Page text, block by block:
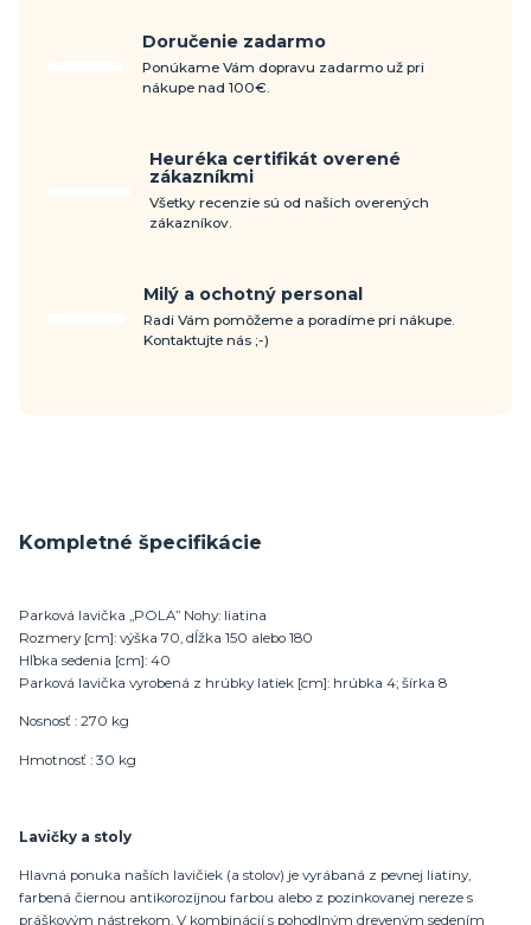
Doručenie zadarmo
Ponúkame Vám dopravu zadarmo už pri
nákupe nad 100€.
Heuréka certifikát overené
zákazníkmi
Všetky recenzie sú od našich overených
zákazníkov.
Milý a ochotný personal
Radi Vám pomôžeme a poradíme pri nákupe.
Kontaktujte nás ;-)
Kompletné špecifikácie
Parková lavička „POLA” Nohy: liatina
Rozmery [cm]: výška 70, dĺžka 150 alebo 180
Hľbka sedenia [cm]: 40
Parková lavička vyrobená z hrúbky latiek [cm]: hrúbka 4; šírka 8
Nosnosť : 270 kg
Hmotnosť : 30 kg
Lavičky a stoly
Hlavná ponuka naších lavičiek (a stolov) je vyrábaná z pevnej liatiny,
farbená čiernou antikorozíjnou farbou alebo z pozinkovanej nereze s
práškovým nástrekom. V kombinácií s pohodlným dreveným sedením